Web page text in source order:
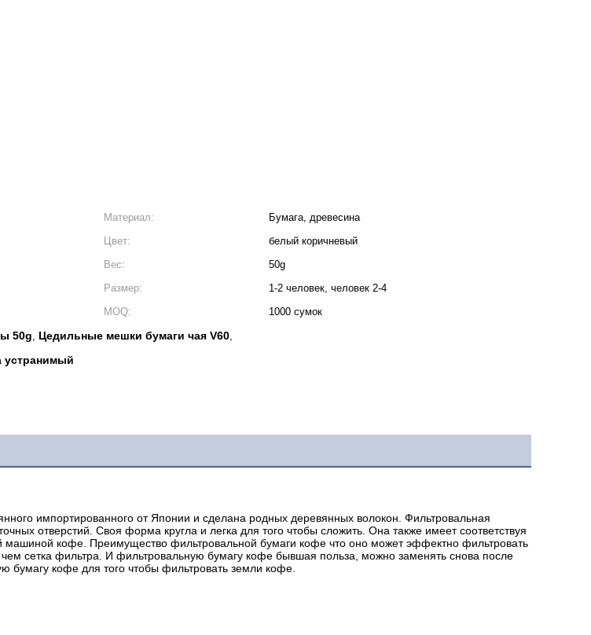
Материал:
Бумага, древесина
Цвет:
белый коричневый
Вес:
50g
Размер:
1-2 человек, человек 2-4
MOQ:
1000 сумок
50g, Цедильные мешки бумаги чая V60,
устранимый
импортированного от Японии и сделана родных деревянных волокон. Фильтровальная
отверстий. Своя форма кругла и легка для того чтобы сложить. Она также имеет соответствуя
машиной кофе. Преимущество фильтровальной бумаги кофе что оно может эффектно фильтровать
сетка фильтра. И фильтровальную бумагу кофе бывшая польза, можно заменять снова после
бумагу кофе для того чтобы фильтровать земли кофе.